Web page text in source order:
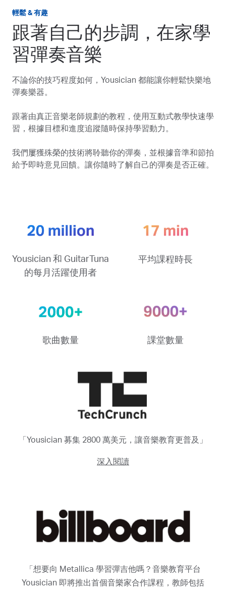
輕鬆 & 有趣
跟著自己的步調，在家學
習彈奏音樂
不論你的技巧程度如何，Yousician 都能讓你輕鬆快樂地
彈奏樂器。
跟著由真正音樂老師規劃的教程，使用互動式教學快速學
習，根據目標和進度追蹤隨時保持學習動力。
我們屢獲殊榮的技術將聆聽你的彈奏，並根據音準和節拍
給予即時意見回饋。讓你隨時了解自己的彈奏是否正確。
Yousician 和 GuitarTuna
的每月活躍使用者
平均課程時長
歌曲數量 課堂數量
「Yousician 募集 2800 萬美元，讓音樂教育更普及」
深入閱讀
「想要向 Metallica 學習彈吉他嗎？音樂教育平台
Yousician 即將推出首個音樂家合作課程，教師包括